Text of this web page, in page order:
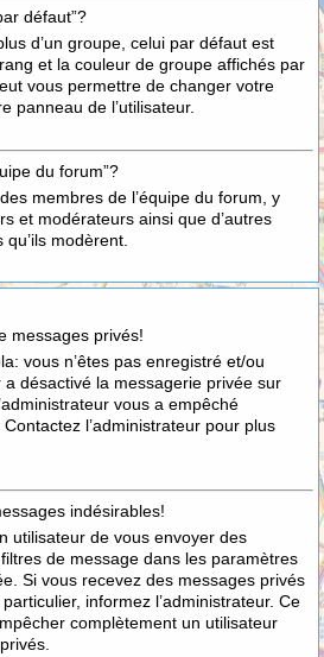
défaut”?
d’un groupe, celui par défaut est
et la couleur de groupe affichés par
vous permettre de changer votre
panneau de l’utilisateur.
du forum”?
membres de l’équipe du forum, y
et modérateurs ainsi que d’autres
modèrent.
messages privés!
vous n’êtes pas enregistré et/ou
a désactivé la messagerie privée sur
vous a empêché
l’administrateur pour plus
indésirables!
utilisateur de vous envoyer des
de message dans les paramètres
Si vous recevez des messages privés
informez l’administrateur. Ce
complètement un utilisateur